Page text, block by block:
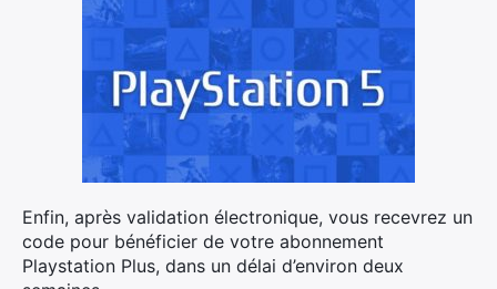
Enfin, après validation électronique, vous recevrez un
code pour bénéficier de votre abonnement
Playstation Plus, dans un délai d’environ deux